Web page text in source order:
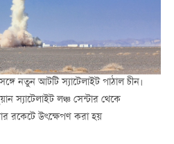
নতুন আটটি স্যাটেলাইট পাঠাল চীন।
স্যাটেলাইট লঞ্চ সেন্টার থেকে
রকেটেউৎক্ষেপণ করা হয়